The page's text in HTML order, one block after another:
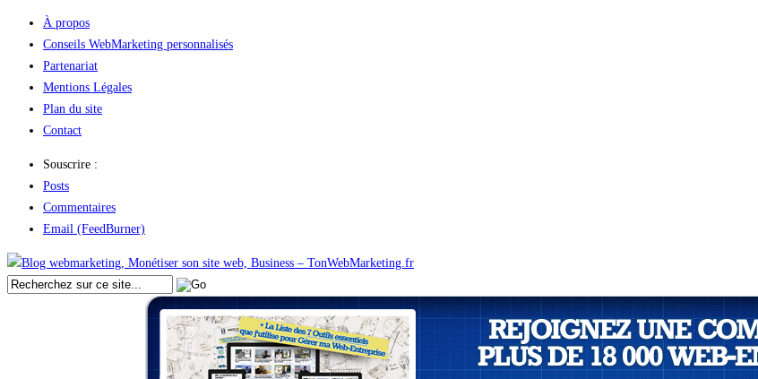
À propos
Conseils WebMarketing personnalisés
Partenariat
Mentions Légales
Plan du site
Contact
Souscrire :
Posts
Commentaires
Email (FeedBurner)